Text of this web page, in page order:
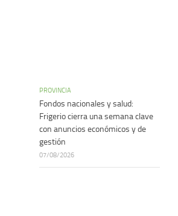
PROVINCIA
Fondos nacionales y salud:
Frigerio cierra una semana clave
con anuncios económicos y de
gestión
07/08/2026